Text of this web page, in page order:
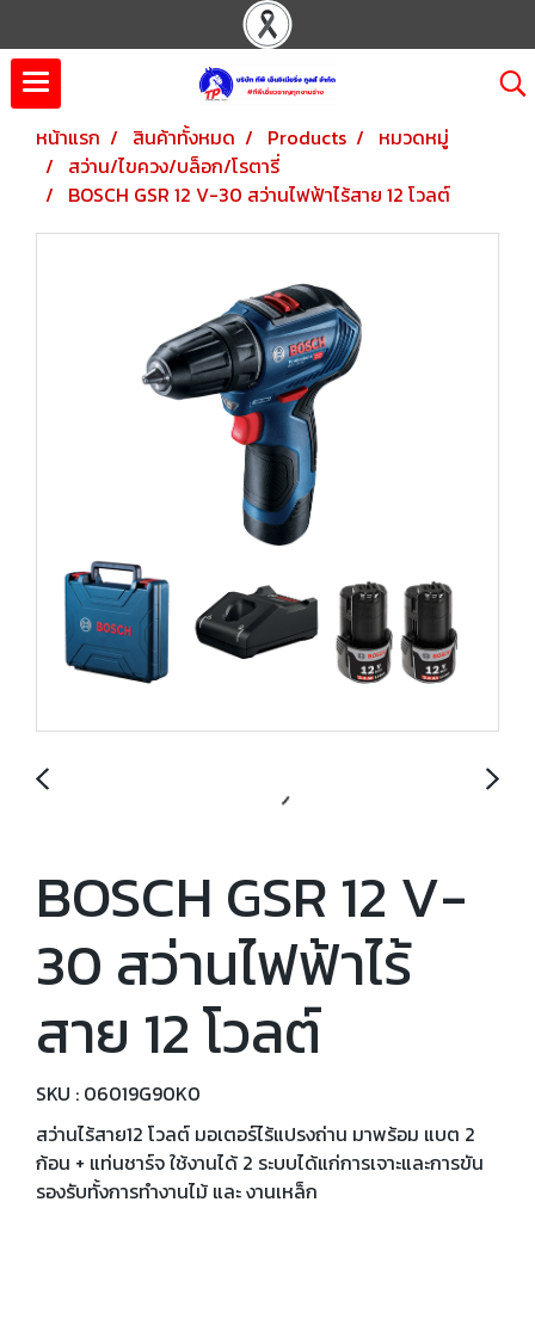
หน้าแรก สินค้าทั้งหมด Products
หมวดหมู่
สว่าน/ไขควง/บล็อก/โรตารี่
BOSCH GSR 12 V-30 สว่านไฟฟ้าไร้สาย 12 โวลต์
BOSCH GSR 12 V-
30 สว่านไฟฟ้าไร้
สาย 12 โวลต์
SKU : 06019G90K0
สว่านไร้สาย12 โวลต์ มอเตอร์ไร้แปรงถ่าน มาพร้อม แบต 2
ก้อน + แท่นชาร์จ ใช้งานได้ 2 ระบบได้แก่การเจาะและการขัน
รองรับทั้งการทำงานไม้ และ งานเหล็ก